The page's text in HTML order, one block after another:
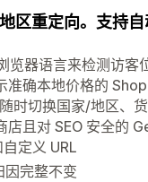
区重定向。支持自
器语言来检测访客
准确本地价格的
时切换国家/地区、
且对 SEO 安全的
定义 URL
完整不变